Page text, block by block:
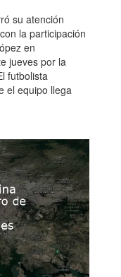
su atención
la participación
en
jueves por la
futbolista
el equipo llega